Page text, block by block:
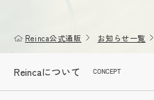
Reinca公式通販 お知らせ一覧
Reincaについて CONCEPT